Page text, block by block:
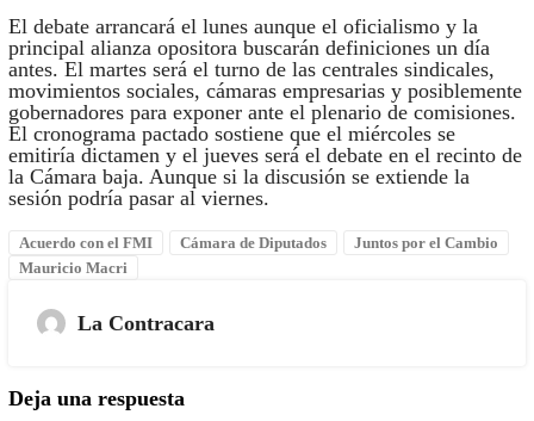
El debate arrancará el lunes aunque el oficialismo y la
principal alianza opositora buscarán definiciones un día
antes. El martes será el turno de las centrales sindicales,
movimientos sociales, cámaras empresarias y posiblemente
gobernadores para exponer ante el plenario de comisiones.
El cronograma pactado sostiene que el miércoles se
emitiría dictamen y el jueves será el debate en el recinto de
la Cámara baja. Aunque si la discusión se extiende la
sesión podría pasar al viernes.
Acuerdo con el FMI Cámara de Diputados
Juntos por el Cambio
Mauricio Macri
La Contracara
Deja una respuesta